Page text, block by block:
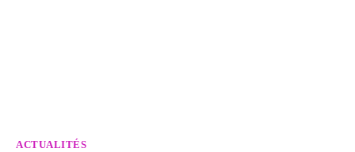
ACTUALITÉS